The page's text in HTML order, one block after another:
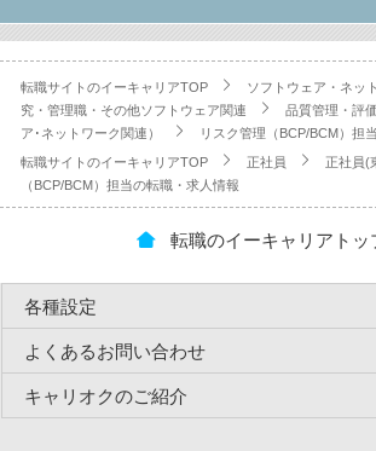
転職サイトのイーキャリアTOP ソフトウェア・ネッ
究・管理職・その他ソフトウェア関連
品質管理・評
ア･ネットワーク関連）
リスク管理（BCP/BCM）担
転職サイトのイーキャリアTOP 正社員 正社員(
（BCP/BCM）担当の転職・求人情報
転職のイーキャリアトッ
各種設定
よくあるお問い合わせ
キャリオクのご紹介